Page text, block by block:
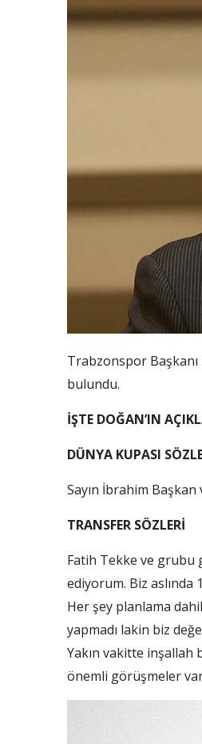
Trabzonspor
bulundu.
İŞTE DOĞAN’IN
DÜNYA KUPASI
Sayın İbrahim
TRANSFER SÖZLERİ
Fatih Tekke ve grubu
ediyorum. Biz
Her şey planlama
yapmadı lakin biz
Yakın vakitte inşallah
önemli görüşmeler